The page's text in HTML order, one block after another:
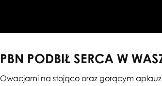
PBN PODBIŁ SERCA W
Owacjami na stojąco oraz gorącym